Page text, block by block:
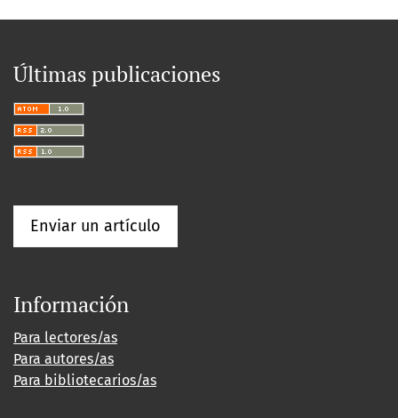
Últimas publicaciones
Enviar un artículo
Información
Para lectores/as
Para autores/as
Para bibliotecarios/as